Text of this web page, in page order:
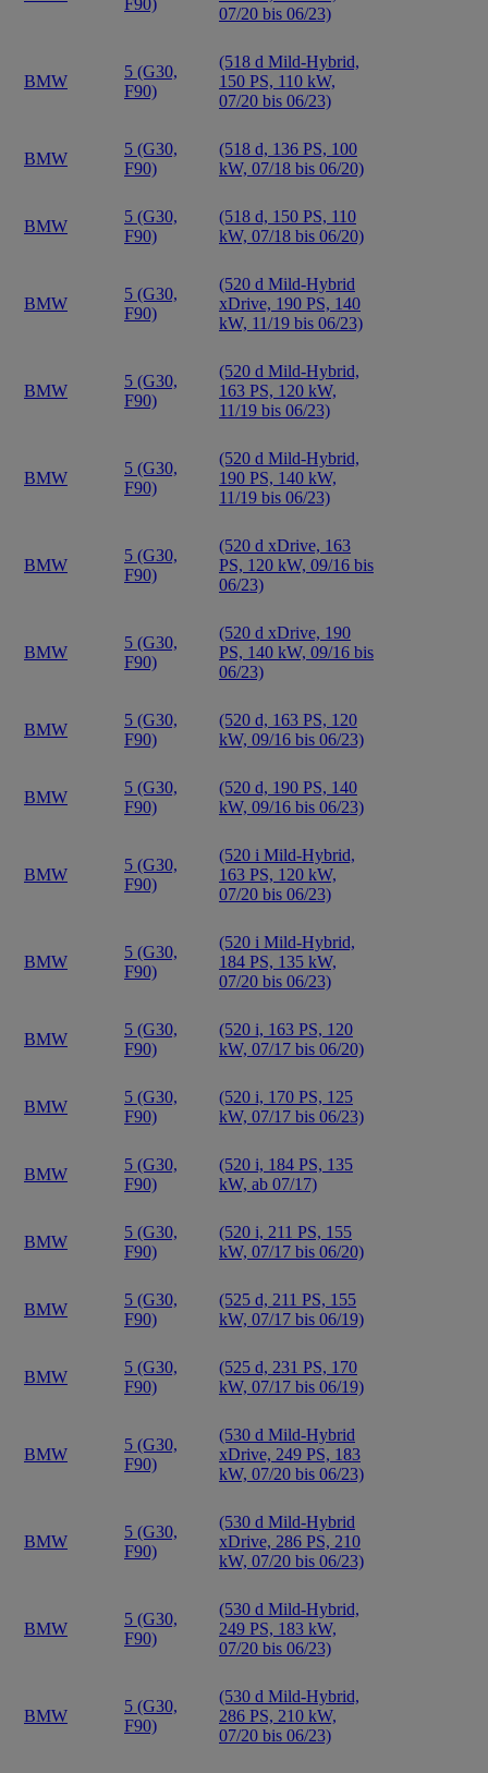
F90)
07/20 bis 06/23)
BMW
5 (G30,
F90)
(518 d Mild-Hybrid,
150 PS, 110 kW,
07/20 bis 06/23)
BMW
5 (G30,
F90)
(518 d, 136 PS, 100
kW, 07/18 bis 06/20)
BMW
5 (G30,
F90)
(518 d, 150 PS, 110
kW, 07/18 bis 06/20)
BMW
5 (G30,
F90)
(520 d Mild-Hybrid
xDrive, 190 PS, 140
kW, 11/19 bis 06/23)
BMW
5 (G30,
F90)
(520 d Mild-Hybrid,
163 PS, 120 kW,
11/19 bis 06/23)
BMW
5 (G30,
F90)
(520 d Mild-Hybrid,
190 PS, 140 kW,
11/19 bis 06/23)
BMW
5 (G30,
F90)
(520 d xDrive, 163
PS, 120 kW, 09/16 bis
06/23)
BMW
5 (G30,
F90)
(520 d xDrive, 190
PS, 140 kW, 09/16 bis
06/23)
BMW
5 (G30,
F90)
(520 d, 163 PS, 120
kW, 09/16 bis 06/23)
BMW
5 (G30,
F90)
(520 d, 190 PS, 140
kW, 09/16 bis 06/23)
BMW
5 (G30,
F90)
(520 i Mild-Hybrid,
163 PS, 120 kW,
07/20 bis 06/23)
BMW
5 (G30,
F90)
(520 i Mild-Hybrid,
184 PS, 135 kW,
07/20 bis 06/23)
BMW
5 (G30,
F90)
(520 i, 163 PS, 120
kW, 07/17 bis 06/20)
BMW
5 (G30,
F90)
(520 i, 170 PS, 125
kW, 07/17 bis 06/23)
BMW
5 (G30,
F90)
(520 i, 184 PS, 135
kW, ab 07/17)
BMW
5 (G30,
F90)
(520 i, 211 PS, 155
kW, 07/17 bis 06/20)
BMW
5 (G30,
F90)
(525 d, 211 PS, 155
kW, 07/17 bis 06/19)
BMW
5 (G30,
F90)
(525 d, 231 PS, 170
kW, 07/17 bis 06/19)
BMW
5 (G30,
F90)
(530 d Mild-Hybrid
xDrive, 249 PS, 183
kW, 07/20 bis 06/23)
BMW
5 (G30,
F90)
(530 d Mild-Hybrid
xDrive, 286 PS, 210
kW, 07/20 bis 06/23)
BMW
5 (G30,
F90)
(530 d Mild-Hybrid,
249 PS, 183 kW,
07/20 bis 06/23)
BMW
5 (G30,
F90)
(530 d Mild-Hybrid,
286 PS, 210 kW,
07/20 bis 06/23)